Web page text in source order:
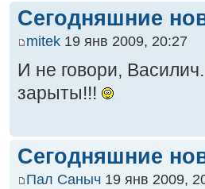
Сегодняшние
mitek 19 янв 2009, 20:27
И не говори,
зарыты!!!
Сегодняшние
Пал Саныч 19 янв 2009,